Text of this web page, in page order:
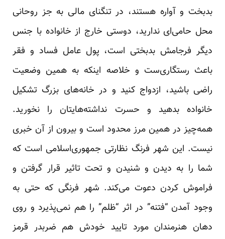
بدبخت و آواره هستند، در تنگنای مالی به جز روحانی
محل حامی‌ای ندارید، دوستی خارج از خانواده با جنس
دیگر فرجامش بدبختی است، پول عامل فساد و فقر
باعث رستگاری‌ست و خلاصه اینکه به همین وضعیت
راضی باشید، ازدواج کنید و در خانه‌های بزرگ تشکیل
خانواده بدهید و حسرت نداشته‌هایتان را نخورید.
همه‌چیز در همین مرز محدود است و بیرون از آن خبری
نیست. این شهر فرنگ نظارتی جمهوری‌اسلامی است که
شما را به دیدن و شنیدن و تحت تاثیر قرار گرفتن و
فراموش کردن دعوت می‌کند. شهر فرنگی که حتی به
وجود آمدن “فتنه” در اثر “ظلم” را هم نمی‌پذیرد و روی
دهان هنرمندان مورد تایید خودش هم ضربدر قرمز